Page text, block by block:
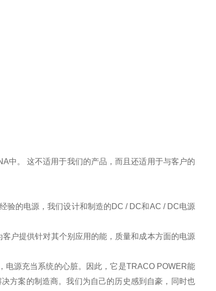
中。 这不适用于我们的产品，而且还适用于与客户的
验的电源，我们设计和制造的DC / DC和AC / DC电源
户提供针对其个别应用的能，质量和成本方面的电源
电源充当系统的心脏。因此，它是TRACO POWER能
方案的制造商。我们为自己的历史感到自豪，同时也